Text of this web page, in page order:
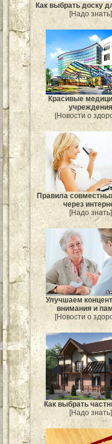
Как выбрать доску
[Надо знать]
Красивые
учреждения
[Новости о
Правила
через
[Надо знать]
Улучшаем
внимания и
[Новости о
Как выбрать
[Надо знать]